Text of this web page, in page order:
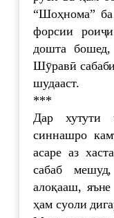
“Шоҳнома” ба
форсии
дошта
Шӯравӣ
шудааст.
***
Дар хутути
синнашро
асаре аз
сабаб
алоқааш,
ҳам суоли